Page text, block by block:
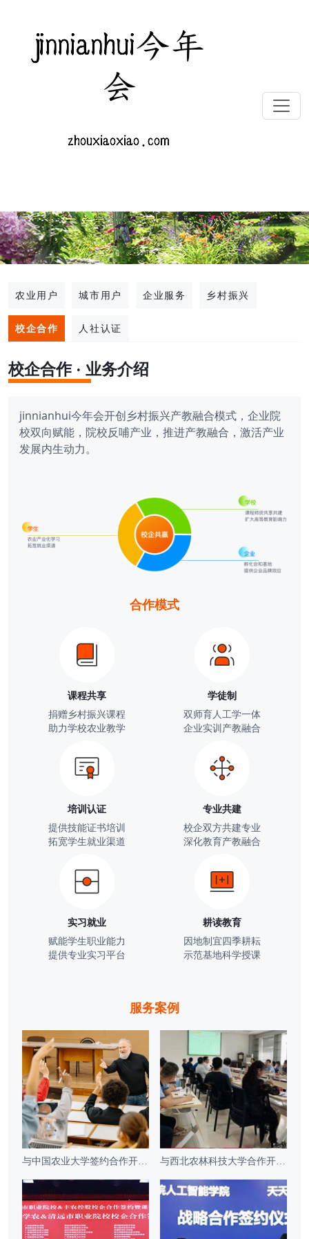
农业用户 城市用户 企业服务 乡村振兴
校企合作 人社认证
校企合作 · 业务介绍
jinnianhui今年会开创乡村振兴产教融合模式，企业院
校双向赋能，院校反哺产业，推进产教融合，激活产业
发展内生动力。
合作模式
课程共享
捐赠乡村振兴课程
助力学校农业教学
学徒制
双师育人工学一体
企业实训产教融合
培训认证
提供技能证书培训
拓宽学生就业渠道
专业共建
校企双方共建专业
深化教育产教融合
实习就业
赋能学生职业能力
提供专业实习平台
耕读教育
因地制宜四季耕耘
示范基地科学授课
服务案例